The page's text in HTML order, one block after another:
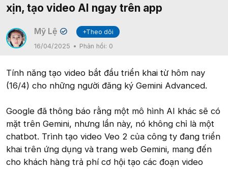
xịn, tạo video AI ngay trên app
Mỹ Lệ ✔
+Theo dõi
16/04/2025
Phản hồi: 0
Tính năng tạo video bắt đầu triển khai từ hôm nay
(16/4) cho những người đăng ký Gemini Advanced.
Google đã thông báo rằng một mô hình AI khác sẽ có
mặt trên Gemini, nhưng lần này, nó không chỉ là một
chatbot. Trình tạo video Veo 2 của công ty đang triển
khai trên ứng dụng và trang web Gemini, mang đến
cho khách hàng trả phí cơ hội tạo các đoạn video